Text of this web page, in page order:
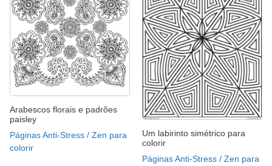
Arabescos florais e padrões
paisley
Páginas Anti-Stress / Zen para
colorir
Um labirinto simétrico para
colorir
Páginas Anti-Stress / Zen para